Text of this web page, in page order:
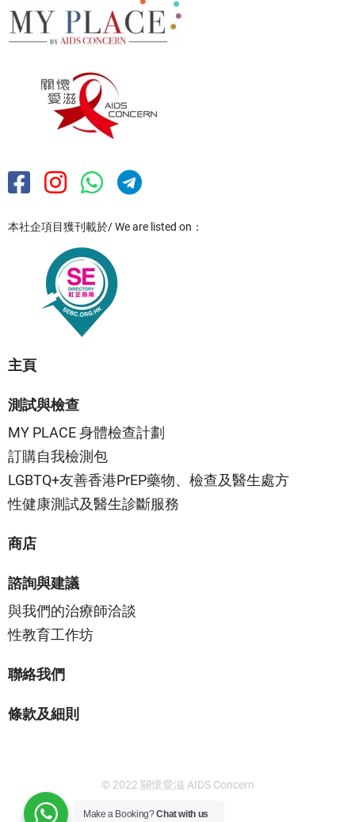
本社企項目獲刊載於/ We are listed on：
主頁
測試與檢查
MY PLACE 身體檢查計劃
訂購自我檢測包
LGBTQ+友善香港PrEP藥物、檢查及醫生處方
性健康測試及醫生診斷服務
商店
諮詢與建議
與我們的治療師洽談
性教育工作坊
聯絡我們
條款及細則
© 2022 關懷愛滋 AIDS Concern
Make a Booking?Chat with us